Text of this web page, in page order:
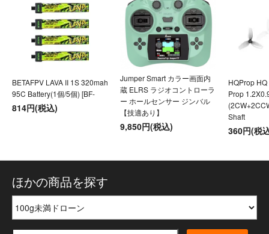
BETAFPV LAVA II 1S 320mah
95C Battery(1個/5個) [BF-
814円(税込)
Jumper Smart カラー画面内
蔵 ELRS ラジオコントローラ
ー ホールセンサー ジンバル
【技適あり】
9,850円(税込)
HQProp
Prop
Shaft
360円(税
ほかの商品を探す